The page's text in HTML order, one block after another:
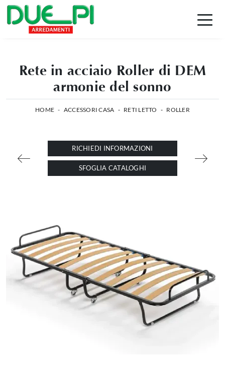
Rete in acciaio Roller di DEM
armonie del sonno
HOME - ACCESSORI CASA - RETI LETTO - ROLLER
RICHIEDI INFORMAZIONI
SFOGLIA CATALOGHI